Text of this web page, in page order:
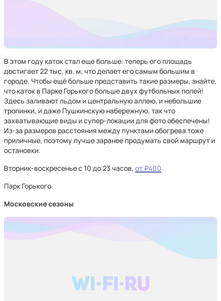
В этом году каток стал еще больше: теперь его площадь
достигает 22 тыс. кв. м, что делает его самым большим в
городе. Чтобы ещё больше представить такие размеры, знайте,
что каток в Парке Горького больше двух футбольных полей!
Здесь заливают льдом и центральную аллею, и небольшие
тропинки, и даже Пушкинскую набережную, так что
захватывающие виды и супер-локации для фото обеспечены!
Из-за размеров расстояния между пунктами обогрева тоже
приличные, поэтому лучше заранее продумать свой маршрут и
остановки.
Вторник-воскресенье с 10 до 23 часов, от ₽400
Парк Горького.
Московские сезоны